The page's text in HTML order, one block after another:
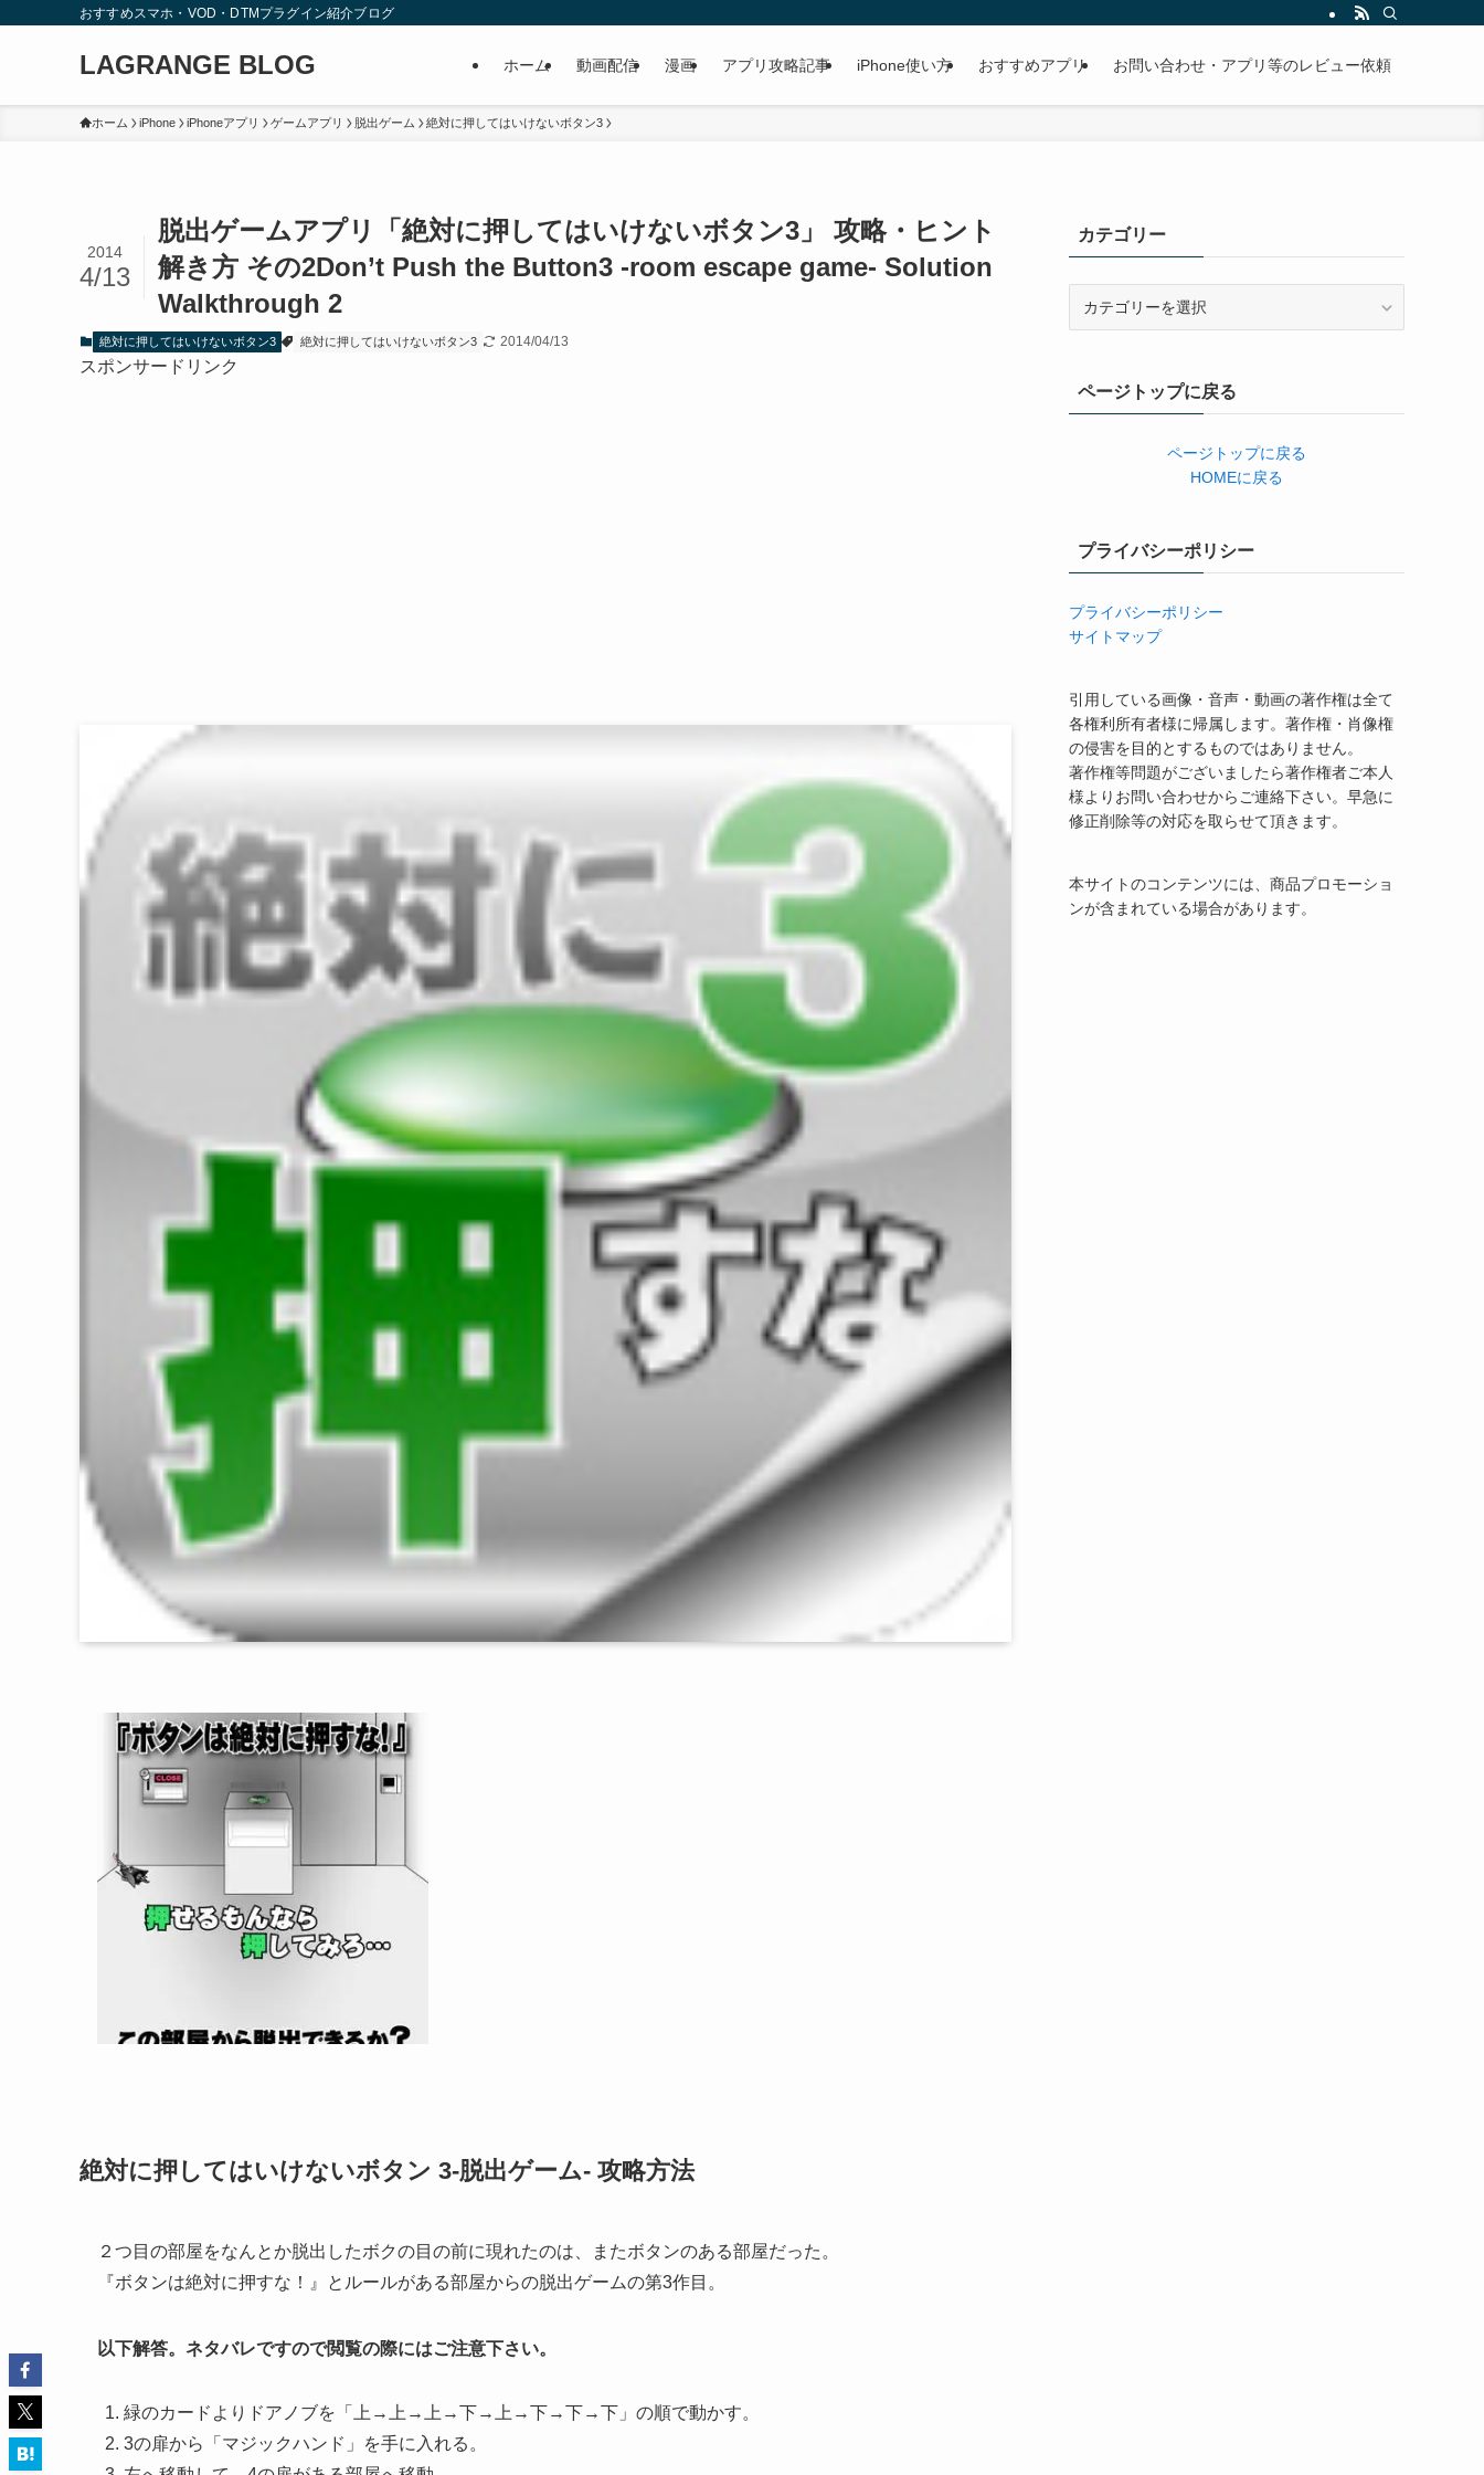
おすすめスマホ・VOD・DTMプラグイン紹介ブログ
LAGRANGE BLOG ホーム 動画配信 漫画 アプリ攻略記事 iPhone使い方 おすすめアプリ お問い合わせ・アプリ等のレビュー依頼
ホーム iPhone iPhoneアプリ ゲームアプリ 脱出ゲーム 絶対に押してはいけないボタン3
脱出ゲームアプリ「絶対に押してはいけないボタン3」 攻略・ヒント
解き方 その2Don’t Push the Button3 -room escape game- Solution
Walkthrough 2
2014
4/13
絶対に押してはいけないボタン3 絶対に押してはいけないボタン3 2014/04/13
スポンサードリンク
絶対に押してはいけないボタン 3-脱出ゲーム- 攻略方法
２つ目の部屋をなんとか脱出したボクの目の前に現れたのは、またボタンのある部屋だった。
『ボタンは絶対に押すな！』とルールがある部屋からの脱出ゲームの第3作目。
以下解答。ネタバレですので閲覧の際にはご注意下さい。
緑のカードよりドアノブを「上→上→上→下→上→下→下→下」の順で動かす。
3の扉から「マジックハンド」を手に入れる。
カテゴリー
ーページトップに戻る
ページトップに戻る
HOMEに戻る
プライバシーポリシー
プライバシーポリシー
サイトマップ
引用している画像・音声・動画の著作権は全て
各権利所有者様に帰属します。著作権・肖像権
の侵害を目的とするものではありません。
著作権等問題がございましたら著作権者ご本人
様よりお問い合わせからご連絡下さい。早急に
修正削除等の対応を取らせて頂きます。
本サイトのコンテンツには、商品プロモーショ
ンが含まれている場合があります。